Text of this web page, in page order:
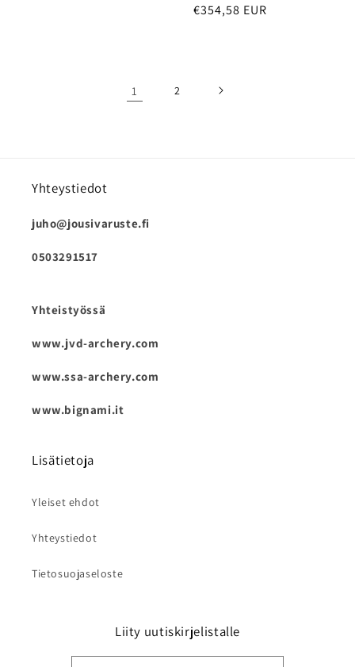
€354,58 EUR
1 2
Yhteystiedot
juho@jousivaruste.fi
0503291517
Yhteistyössä
www.jvd-archery.com
www.ssa-archery.com
www.bignami.it
Lisätietoja
Yleiset ehdot
Yhteystiedot
Tietosuojaseloste
Liity uutiskirjelistalle